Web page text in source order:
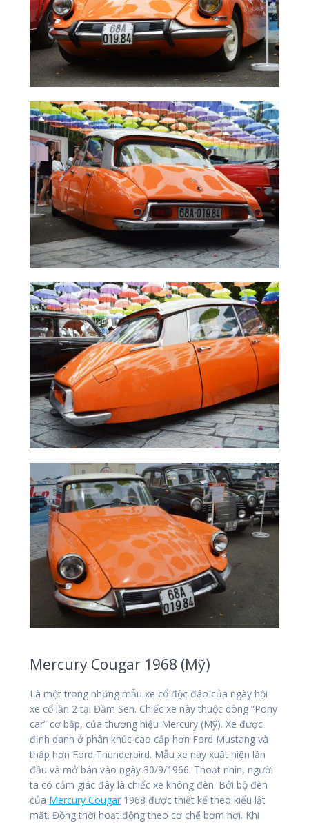
Mercury Cougar 1968 (Mỹ)
Là một trong những mẫu xe cổ độc đáo của ngày hội
xe cổ lần 2 tại Đầm Sen. Chiếc xe này thuộc dòng “Pony
car” cơ bắp, của thương hiệu Mercury (Mỹ). Xe được
định danh ở phân khúc cao cấp hơn Ford Mustang và
thấp hơn Ford Thunderbird. Mẫu xe này xuất hiện lần
đầu và mở bán vào ngày 30/9/1966. Thoạt nhìn, người
ta có cảm giác đây là chiếc xe không đèn. Bởi bộ đèn
của Mercury Cougar1968 được thiết kế theo kiểu lật
mặt. Đồng thời hoạt động theo cơ chế bơm hơi. Khi